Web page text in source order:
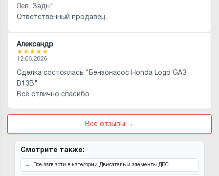
Лев. Задн"
Ответственный продавец.
Александр
★★★★★
12.06.2026
Сделка состоялась "Бензонасос Honda Logo GA3
D13B"
Всё отлично спасибо
Все отзывы →
Смотрите также:
Все запчасти в категории Двигатель и элементы ДВС